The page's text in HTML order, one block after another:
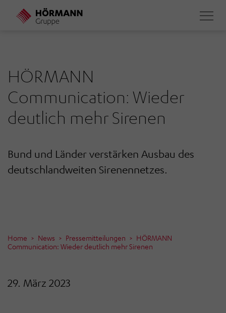
Direkt
HÖRMANN
Communication: Wieder
deutlich mehr Sirenen
Bund und Länder verstärken Ausbau des
deutschlandweiten Sirenennetzes.
Home News Pressemitteilungen
HÖRMANN
Communication: Wieder deutlich mehr Sirenen
29. März 2023